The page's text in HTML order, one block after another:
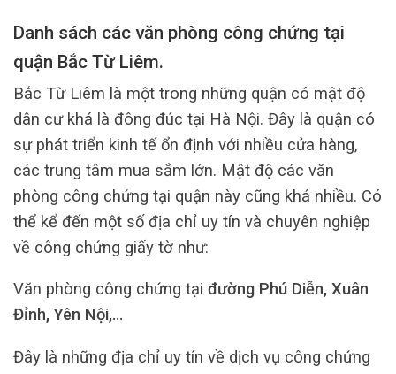
Danh sách các văn phòng công chứng tại
quận Bắc Từ Liêm.
Bắc Từ Liêm là một trong những quận có mật độ
dân cư khá là đông đúc tại Hà Nội. Đây là quận có
sự phát triển kinh tế ổn định với nhiều cửa hàng,
các trung tâm mua sắm lớn. Mật độ các văn
phòng công chứng tại quận này cũng khá nhiều. Có
thể kể đến một số địa chỉ uy tín và chuyên nghiệp
về công chứng giấy tờ như:
Văn phòng công chứng tại đường Phú Diễn, Xuân
Đỉnh, Yên Nội,…
Đây là những địa chỉ uy tín về dịch vụ công chứng